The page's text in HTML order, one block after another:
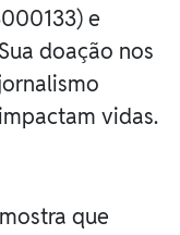
e
doação nos
vidas.
que